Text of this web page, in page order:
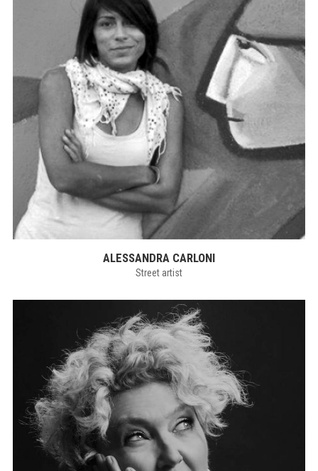
ALESSANDRA CARLONI
Street artist